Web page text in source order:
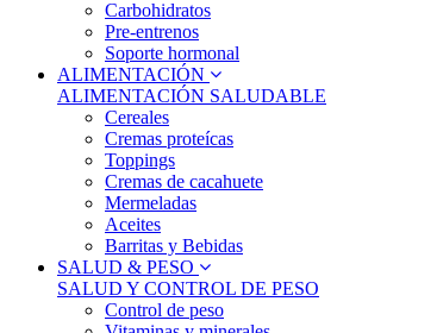
Carbohidratos
Pre-entrenos
Soporte hormonal
ALIMENTACIÓN
ALIMENTACIÓN SALUDABLE
Cereales
Cremas proteícas
Toppings
Cremas de cacahuete
Mermeladas
Aceites
Barritas y Bebidas
SALUD & PESO
SALUD Y CONTROL DE PESO
Control de peso